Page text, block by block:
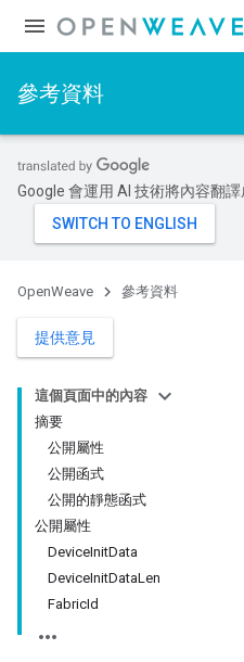
參考資料
Google 會運用 AI 技術將內容翻
OpenWeave 參考資料
提供意見
這個頁面中的內容
摘要
公開屬性
公開函式
公開的靜態函式
公開屬性
DeviceInitData
DeviceInitDataLen
FabricId